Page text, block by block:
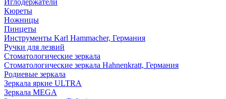
Иглодержатели
Кюреты
Ножницы
Пинцеты
Инструменты Karl Hammacher, Германия
Ручки для лезвий
Стоматологические зеркала
Стоматологические зеркала Hahnenkratt, Германия
Родиевые зеркала
Зеркала яркие ULTRA
Зеркала MEGA